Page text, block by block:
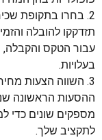
2. בחרו בתקופת
תזדקקו להובלה
עבור הטקס והקבלה,
בעלויות.
3. השווה הצעות
ההסעות הראשונה
מספקים שונים כדי
לתקציב שלך.